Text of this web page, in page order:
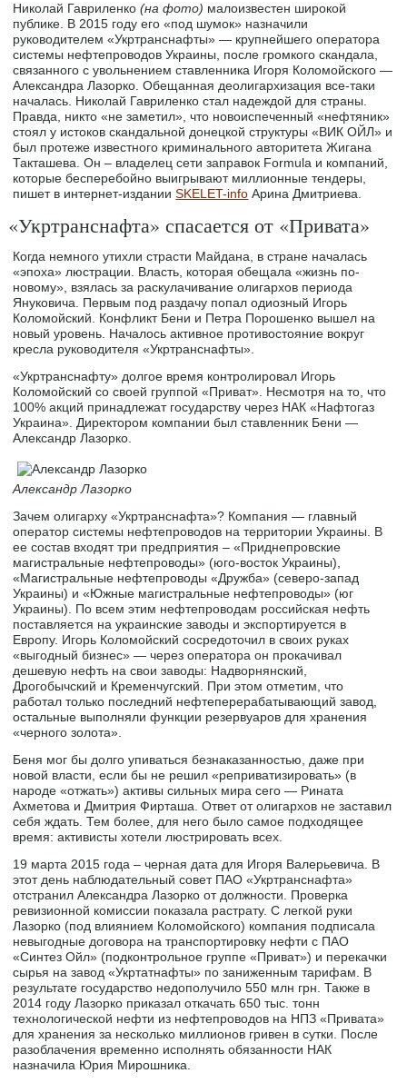
Николай Гавриленко(на фото) малоизвестен широкой
публике. В 2015 году его «под шумок» назначили
руководителем «Укртранснафты» — крупнейшего оператора
системы нефтепроводов Украины, после громкого скандала,
связанного с увольнением ставленника Игоря Коломойского —
Александра Лазорко. Обещанная деолигархизация все-таки
началась. Николай Гавриленко стал надеждой для страны.
Правда, никто «не заметил», что новоиспеченный «нефтяник»
стоял у истоков скандальной донецкой структуры «ВИК ОЙЛ» и
был протеже известного криминального авторитета Жигана
Такташева. Он – владелец сети заправок Formula и компаний,
которые бесперебойно выигрывают миллионные тендеры,
пишет в интернет-изданииSKELET-info Арина Дмитриева.
«Укртранснафта» спасается от «Привата»
Когда немного утихли страсти Майдана, в стране началась
«эпоха» люстрации. Власть, которая обещала «жизнь по-
новому», взялась за раскулачивание олигархов периода
Януковича. Первым под раздачу попал одиозный Игорь
Коломойский. Конфликт Бени и Петра Порошенко вышел на
новый уровень. Началось активное противостояние вокруг
кресла руководителя «Укртранснафты».
«Укртранснафту» долгое время контролировал Игорь
Коломойский со своей группой «Приват». Несмотря на то, что
100% акций принадлежат государству через НАК «Нафтогаз
Украина». Директором компании был ставленник Бени —
Александр Лазорко.
Александр Лазорко
Зачем олигарху «Укртранснафта»? Компания — главный
оператор системы нефтепроводов на территории Украины. В
ее состав входят три предприятия – «Приднепровские
магистральные нефтепроводы» (юго-восток Украины),
«Магистральные нефтепроводы «Дружба» (северо-запад
Украины) и «Южные магистральные нефтепроводы» (юг
Украины). По всем этим нефтепроводам российская нефть
поставляется на украинские заводы и экспортируется в
Европу. Игорь Коломойский сосредоточил в своих руках
«выгодный бизнес» — через оператора он прокачивал
дешевую нефть на свои заводы: Надворнянский,
Дрогобычский и Кременчугский. При этом отметим, что
работал только последний нефтеперерабатывающий завод,
остальные выполняли функции резервуаров для хранения
«черного золота».
Беня мог бы долго упиваться безнаказанностью, даже при
новой власти, если бы не решил «реприватизировать» (в
народе «отжать») активы сильных мира сего — Рината
Ахметова и Дмитрия Фирташа. Ответ от олигархов не заставил
себя ждать. Тем более, для него было самое подходящее
время: активисты хотели люстрировать всех.
19 марта 2015 года – черная дата для Игоря Валерьевича. В
этот день наблюдательный совет ПАО «Укртранснафта»
отстранил Александра Лазорко от должности. Проверка
ревизионной комиссии показала растрату. С легкой руки
Лазорко (под влиянием Коломойского) компания подписала
невыгодные договора на транспортировку нефти с ПАО
«Синтез Ойл» (подконтрольное группе «Приват») и перекачки
сырья на завод «Укртатнафты» по заниженным тарифам. В
результате государство недополучило 550 млн грн. Также в
2014 году Лазорко приказал откачать 650 тыс. тонн
технологической нефти из нефтепроводов на НПЗ «Привата»
для хранения за несколько миллионов гривен в сутки. После
разоблачения временно исполнять обязанности НАК
назначила Юрия Мирошника.